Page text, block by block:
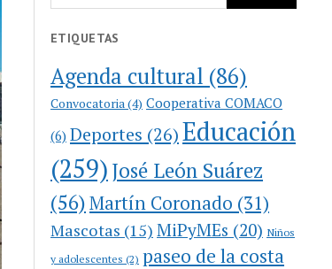
ETIQUETAS
Agenda cultural (86)
Convocatoria (4) Cooperativa COMACO
(6) Deportes (26)Educación
(259)José León Suárez
(56)Martín Coronado (31)
Mascotas (15) MiPyMEs (20) Niños
y adolescentes (2) paseo de la costa